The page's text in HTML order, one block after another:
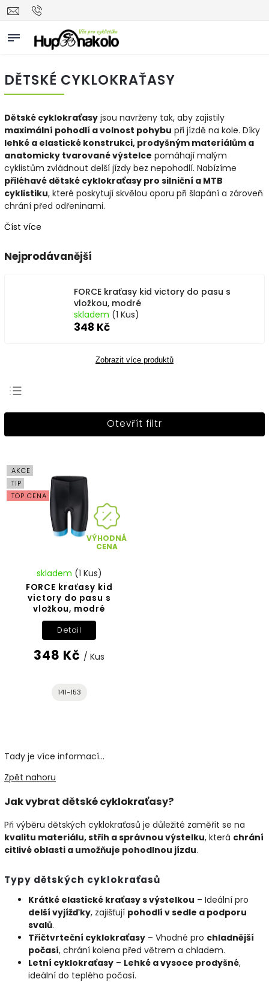
DĚTSKÉ CYKLOKRAŤASY
Dětské cyklokraťasy jsou navrženy tak, aby zajistily
maximální pohodlí a volnost pohybu při jízdě na kole. Díky
lehké a elastické konstrukci, prodyšným materiálům a
anatomicky tvarované výstelce pomáhají malým
cyklistům zvládnout delší jízdy bez nepohodlí. Nabízíme
přiléhavé dětské cyklokraťasy pro silniční a MTB
cyklistiku, které poskytují skvělou oporu při šlapání a zároveň
chrání před odřeninami.
Číst více
Nejprodávanější
FORCE kraťasy kid victory do pasu s
vložkou, modré
skladem (1 Kus)
348 Kč
Zobrazit více produktů
Nejprodávanější
Abecedně
Otevřít filtr
AKCE
TIP
TOP CENA
VÝHODNÁ
CENA
FORCE kraťasy kid
victory do pasu s
vložkou, modré
skladem (1 Kus)
348 Kč / Kus
Detail
141-153
Tady je více informací...
Zpět nahoru
Jak vybrat dětské cyklokraťasy?
Při výběru dětských cyklokraťasů je důležité zaměřit se na
kvalitu materiálu, střih a správnou výstelku, která chrání
citlivé oblasti a umožňuje pohodlnou jízdu.
Typy dětských cyklokraťasů
Krátké elastické kraťasy s výstelkou – Ideální pro
delší vyjížďky, zajišťují pohodlí v sedle a podporu
svalů.
Tříčtvrteční cyklokraťasy – Vhodné pro chladnější
počasí, chrání kolena před větrem a chladem.
Letní cyklokraťasy – Lehké a vysoce prodyšné,
ideální do teplého počasí.